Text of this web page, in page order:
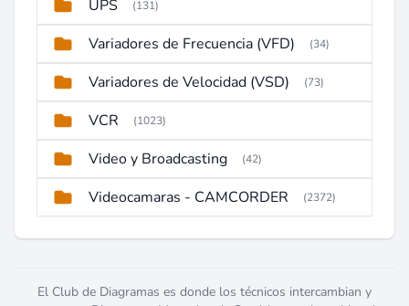
UPS (131)
Variadores de Frecuencia (VFD) (34)
Variadores de Velocidad (VSD) (73)
VCR (1023)
Video y Broadcasting (42)
Videocamaras - CAMCORDER (2372)
El Club de Diagramas es donde los técnicos intercambian y